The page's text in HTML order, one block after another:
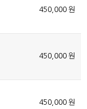
450,000 원
450,000 원
450,000 원